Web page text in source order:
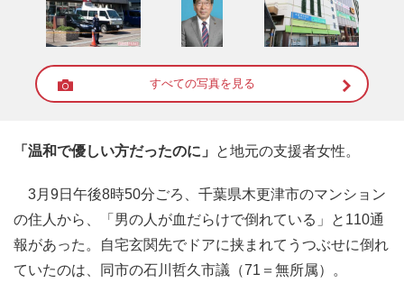
すべての写真を見る
「温和で優しい方だったのに」 と地元の支援者女性。
3月9日午後8時50分ごろ、千葉県木更津市のマンション
の住人から、「男の人が血だらけで倒れている」と110通
報があった。自宅玄関先でドアに挟まれてうつぶせに倒れ
ていたのは、同市の石川哲久市議（71＝無所属）。